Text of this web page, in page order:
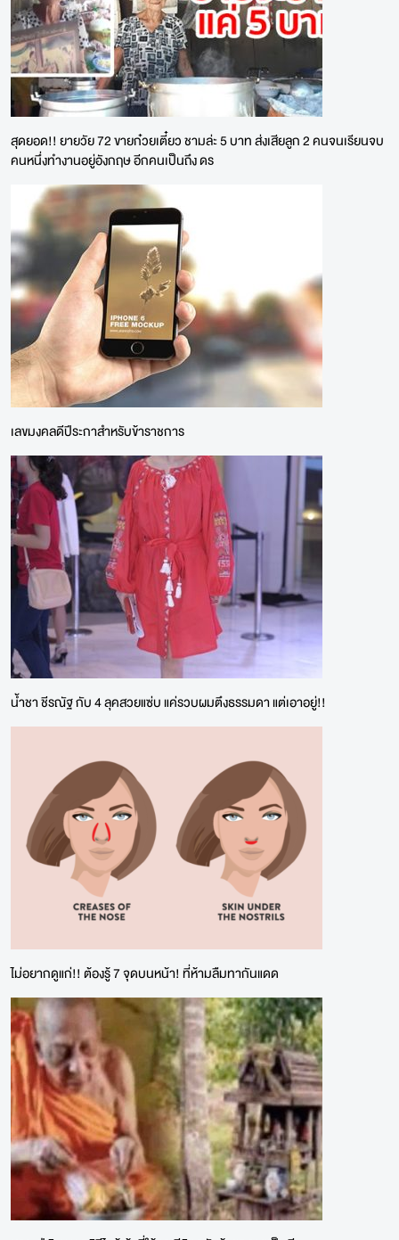
สุดยอด!! ยายวัย 72 ขายก๋วยเตี๋ยว ชามล่ะ 5 บาท ส่งเสียลูก 2 คนจนเรียนจบ
คนหนึ่งทำงานอยู่อังกฤษ อีกคนเป็นถึง ดร
เลขมงคลดีปีระกาสำหรับข้าราชการ
น้ำชา ชีรณัฐ กับ 4 ลุคสวยแซ่บ แค่รวบผมตึงธรรมดา แต่เอาอยู่!!
ไม่อยากดูแก่!! ต้องรู้ 7 จุดบนหน้า! ที่ห้ามลืมทากันแดด